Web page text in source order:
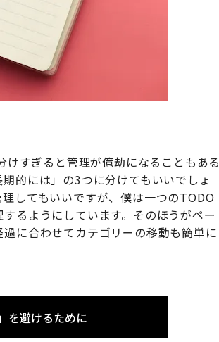
すぎると管理が億劫になることもある
的には」の3つに分けてもいいでしょ
してもいいですが、僕は一つのTODO
るようにしています。そのほうがペー
に合わせてカテゴリーの移動も簡単に
を避けるために